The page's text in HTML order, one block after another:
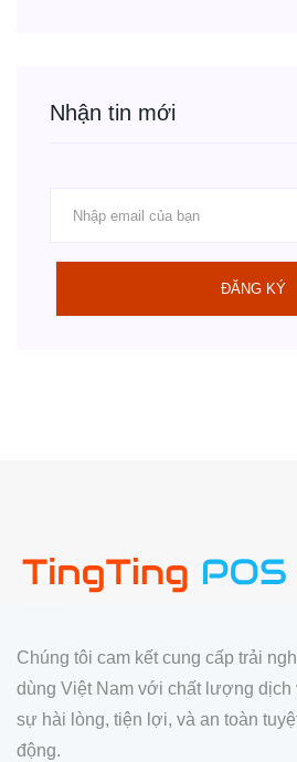
Nhận tin mới
ĐĂNG KÝ
Chúng tôi cam kết cung cấp trải
dùng Việt Nam với chất lượng dịch
sự hài lòng, tiện lợi, và an toàn
động.